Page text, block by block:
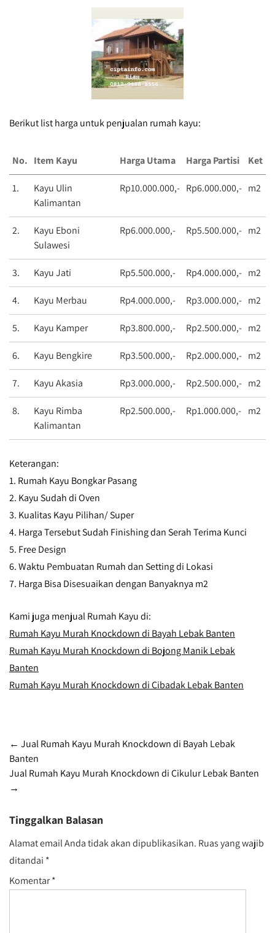
Berikut list harga untuk penjualan rumah kayu:
No. Item Kayu Harga Utama Harga Partisi Ket
1.
Kayu Ulin
Kalimantan
Rp10.000.000,- Rp6.000.000,- m2
2.
Kayu Eboni
Sulawesi
Rp6.000.000,- Rp5.500.000,- m2
3. Kayu Jati Rp5.500.000,- Rp4.000.000,- m2
4. Kayu Merbau Rp4.000.000,- Rp3.000.000,- m2
5. Kayu Kamper Rp3.800.000,- Rp2.500.000,- m2
6. Kayu Bengkire Rp3.500.000,- Rp2.000.000,- m2
7. Kayu Akasia Rp3.000.000,- Rp2.500.000,- m2
8.
Kayu Rimba
Kalimantan
Rp2.500.000,- Rp1.000.000,- m2
Keterangan:
1. Rumah Kayu Bongkar Pasang
2. Kayu Sudah di Oven
3. Kualitas Kayu Pilihan/ Super
4. Harga Tersebut Sudah Finishing dan Serah Terima Kunci
5. Free Design
6. Waktu Pembuatan Rumah dan Setting di Lokasi
7. Harga Bisa Disesuaikan dengan Banyaknya m2
Kami juga menjual Rumah Kayu di:
Rumah Kayu Murah Knockdown di Bayah Lebak Banten
Rumah Kayu Murah Knockdown di Bojong Manik Lebak
Banten
Rumah Kayu Murah Knockdown di Cibadak Lebak Banten
Post
navigation
← Jual Rumah Kayu Murah Knockdown di Bayah Lebak
Banten
Jual Rumah Kayu Murah Knockdown di Cikulur Lebak Banten
→
Tinggalkan Balasan
Alamat email Anda tidak akan dipublikasikan. Ruas yang wajib
ditandai *
Komentar*